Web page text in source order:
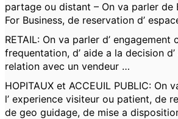
partage ou distant – On va parler de
For Business, de reservation d’
RETAIL: On va parler d’ engagement
frequentation, d’ aide a la decision
relation avec un vendeur …
HOPITAUX et ACCEUIL PUBLIC: On
l’ experience visiteur ou patient, de
de geo guidage, de mise a